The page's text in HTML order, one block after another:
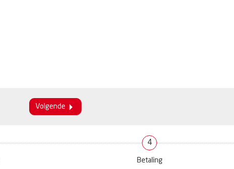
Volgende
4
Betaling